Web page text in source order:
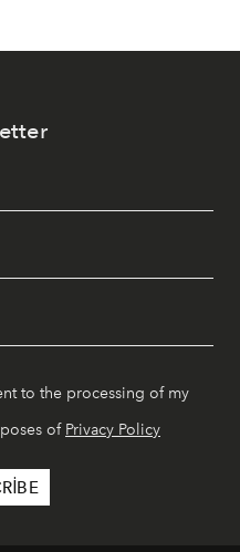
to the processing of my
of Privacy Policy